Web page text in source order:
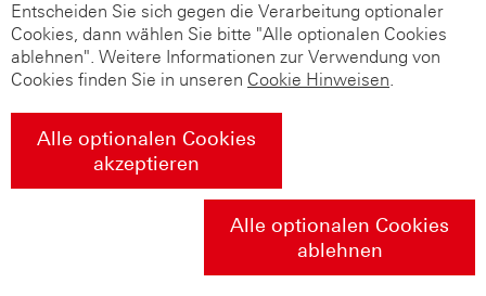
Entscheiden Sie sich gegen die Verarbeitung optionaler
Cookies, dann wählen Sie bitte "Alle optionalen Cookies
ablehnen". Weitere Informationen zur Verwendung von
Cookies finden Sie in unseren Cookie Hinweisen.
Alle optionalen Cookies
akzeptieren
Alle optionalen Cookies
ablehnen